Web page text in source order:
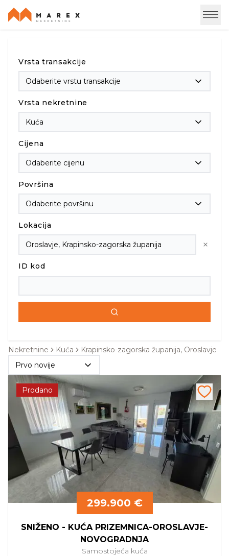
Vrsta transakcije
Odaberite vrstu transakcije
Vrsta nekretnine
Kuća
Cijena
Odaberite cijenu
Površina
Odaberite površinu
Lokacija
ID kod
Nekretnine Kuća
Krapinsko-zagorska županija, Oroslavje
Prvo novije
Prodano
299.900 €
SNIŽENO - KUĆA PRIZEMNICA-OROSLAVJE-
NOVOGRADNJA
Samostojeća kuća